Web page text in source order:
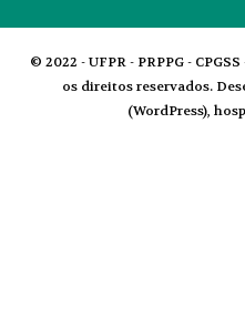
© 2022 - UFPR - PRPPG -
os direitos reservados.
(WordPress),